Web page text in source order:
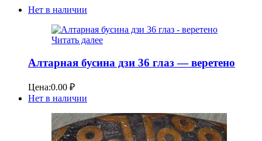
Нет в наличии
Читать далее
Алтарная бусина дзи 36 глаз — веретено
Цена:0.00 ₽
Нет в наличии